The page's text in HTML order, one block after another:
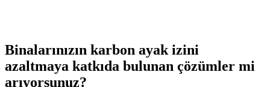
Binalarınızın karbon ayak izini
azaltmaya katkıda bulunan çözümler mi
arıyorsunuz?